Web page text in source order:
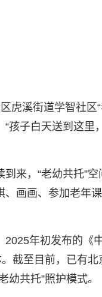
虎溪街道学智社
孩子白天送到这里
到来，“老幼共托”
、画画、参加老年
2025年初发布的《
。截至目前，已有
幼共托”照护模式。